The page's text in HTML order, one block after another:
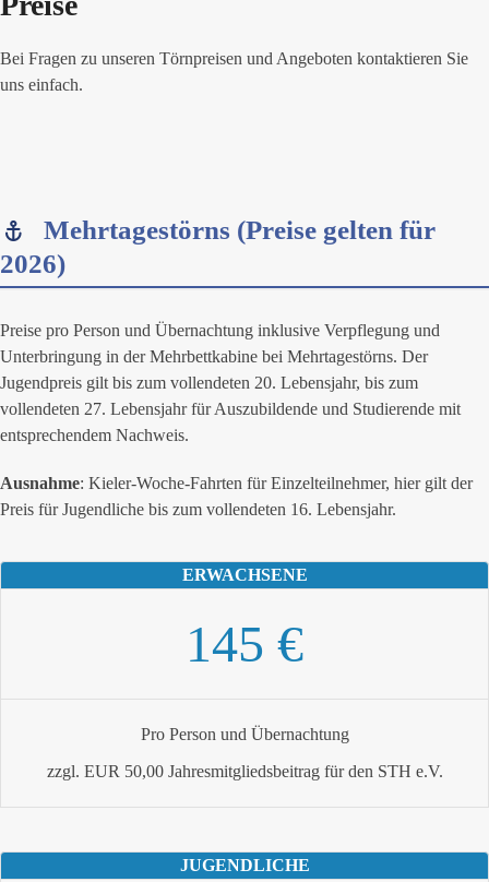
Bei Fragen zu unseren Törnpreisen und Angeboten kontaktieren Sie
uns einfach.
Mehrtagestörns (Preise gelten für
2026)
Preise pro Person und Übernachtung inklusive Verpflegung und
Unterbringung in der Mehrbettkabine bei Mehrtagestörns. Der
Jugendpreis gilt bis zum vollendeten 20. Lebensjahr, bis zum
vollendeten 27. Lebensjahr für Auszubildende und Studierende mit
entsprechendem Nachweis.
Ausnahme: Kieler-Woche-Fahrten für Einzelteilnehmer, hier gilt der
Preis für Jugendliche bis zum vollendeten 16. Lebensjahr.
ERWACHSENE
145 €
Pro Person und Übernachtung
zzgl. EUR 50,00 Jahresmitgliedsbeitrag für den STH e.V.
JUGENDLICHE